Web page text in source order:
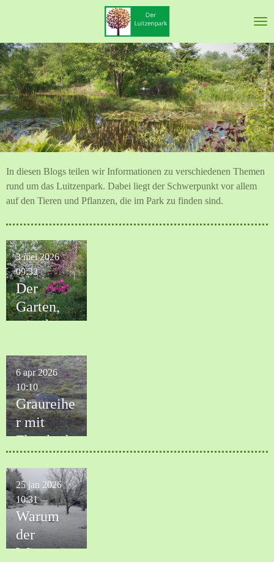
naar
de
hoofdinhoud
In diesen Blogs teilen wir Informationen zu verschiedenen Themen
rund um das Luitzenpark. Dabei liegt der Schwerpunkt vor allem
auf den Tieren und Pflanzen, die im Park zu finden sind.
Der
Garten,
wie ihn
gedacht
hat.
3 mei 2026
09:32
Graureihe
r mit
Flusskreb
6 apr 2026
10:10
Warum
der
Winter in
25 jan 2026
10:31